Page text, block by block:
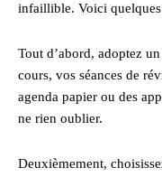
infaillible. Voici
Tout d’abord, adoptez un
cours, vos séances de
agenda papier ou des
ne rien oublier.
Deuxièmement,